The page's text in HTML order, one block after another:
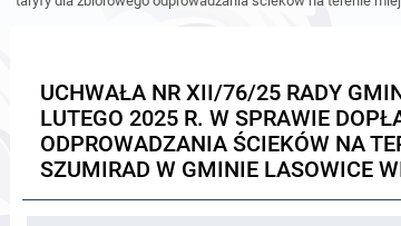
UCHWAŁA NR XII/76/25 RADY
LUTEGO 2025 R. W SPRAWIE
ODPROWADZANIA ŚCIEKÓW NA
SZUMIRAD W GMINIE LASOWICE